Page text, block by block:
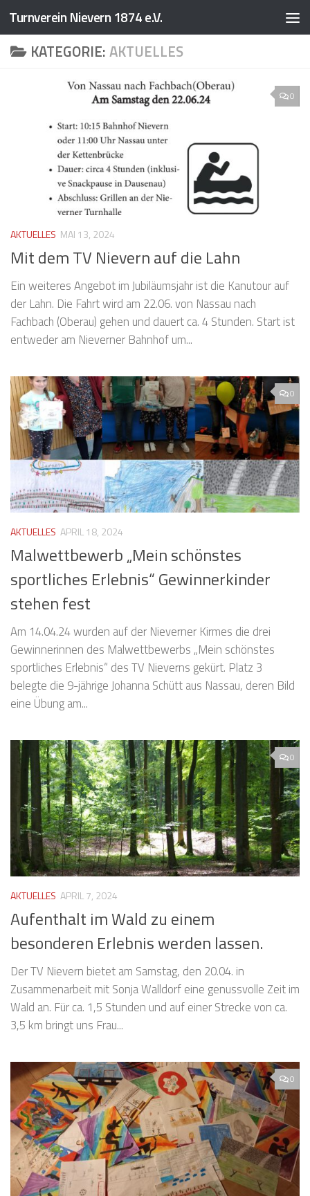
Zum Inhalt springen
Turnverein Nievern 1874 e.V.
KATEGORIE:AKTUELLES
0
AKTUELLES MAI 13, 2024
Mit dem TV Nievern auf die Lahn
Ein weiteres Angebot im Jubiläumsjahr ist die Kanutour auf
der Lahn. Die Fahrt wird am 22.06. von Nassau nach
Fachbach (Oberau) gehen und dauert ca. 4 Stunden. Start ist
entweder am Nieverner Bahnhof um...
0
AKTUELLES APRIL 18, 2024
Malwettbewerb „Mein schönstes
sportliches Erlebnis“ Gewinnerkinder
stehen fest
Am 14.04.24 wurden auf der Nieverner Kirmes die drei
Gewinnerinnen des Malwettbewerbs „Mein schönstes
sportliches Erlebnis“ des TV Nieverns gekürt. Platz 3
belegte die 9-jährige Johanna Schütt aus Nassau, deren Bild
eine Übung am...
0
AKTUELLES APRIL 7, 2024
Aufenthalt im Wald zu einem
besonderen Erlebnis werden lassen.
Der TV Nievern bietet am Samstag, den 20.04. in
Zusammenarbeit mit Sonja Walldorf eine genussvolle Zeit im
Wald an. Für ca. 1,5 Stunden und auf einer Strecke von ca.
3,5 km bringt uns Frau...
0